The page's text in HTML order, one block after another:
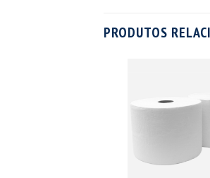
PRODUTOS